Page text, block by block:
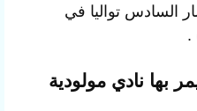
السادس تواليا في
.
بها نادي مولودية